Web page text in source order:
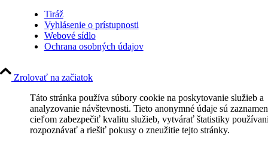
Tiráž
Vyhlásenie o prístupnosti
Webové sídlo
Ochrana osobných údajov
Zrolovať na začiatok
Táto stránka používa súbory cookie na poskytovanie služieb a
analyzovanie návštevnosti. Tieto anonymné údaje sú
cieľom zabezpečiť kvalitu služieb, vytvárať štatistiky
rozpoznávať a riešiť pokusy o zneužitie tejto stránky.